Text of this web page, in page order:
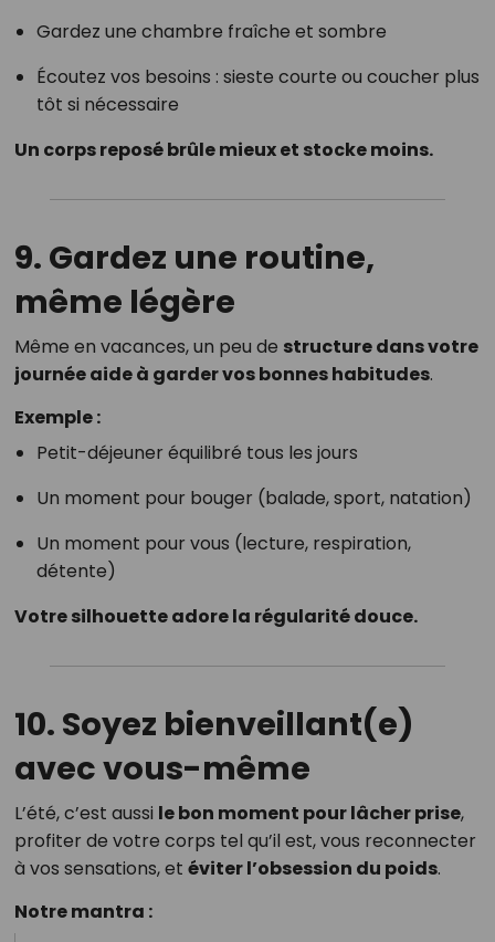
Gardez une chambre fraîche et sombre
Écoutez vos besoins : sieste courte ou coucher plus
tôt si nécessaire
Un corps reposé brûle mieux et stocke moins.
9. Gardez une routine,
même légère
Même en vacances, un peu de structure dans votre
journée aide à garder vos bonnes habitudes.
Exemple :
Petit-déjeuner équilibré tous les jours
Un moment pour bouger (balade, sport, natation)
Un moment pour vous (lecture, respiration,
détente)
Votre silhouette adore la régularité douce.
10. Soyez bienveillant(e)
avec vous-même
L’été, c’est aussi le bon moment pour lâcher prise,
profiter de votre corps tel qu’il est, vous reconnecter
à vos sensations, et éviter l’obsession du poids.
Notre mantra :